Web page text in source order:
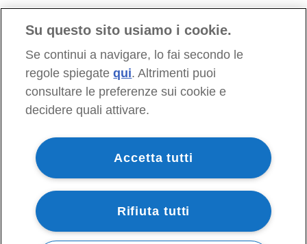
Su questo sito usiamo i cookie.
Se continui a navigare, lo fai secondo le
regole spiegate qui. Altrimenti puoi
consultare le preferenze sui cookie e
decidere quali attivare.
Accetta tutti
Rifiuta tutti